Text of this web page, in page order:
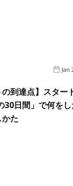
Jan
の到達点】スター
30日間」で何を
た